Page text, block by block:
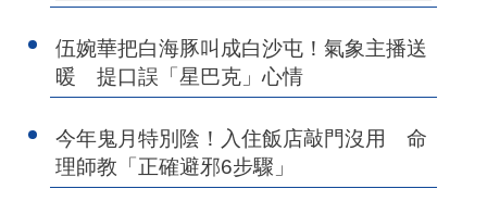
伍婉華把白海豚叫成白沙屯！氣象主播送
暖 提口誤「星巴克」心情
今年鬼月特別陰！入住飯店敲門沒用 命
理師教「正確避邪6步驟」